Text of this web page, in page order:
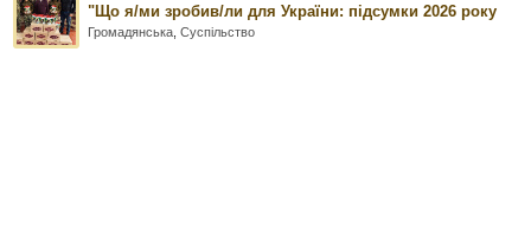
"Що я/ми зробив/ли для України: підсумки 2026 року
Громадянська ,Суспільство